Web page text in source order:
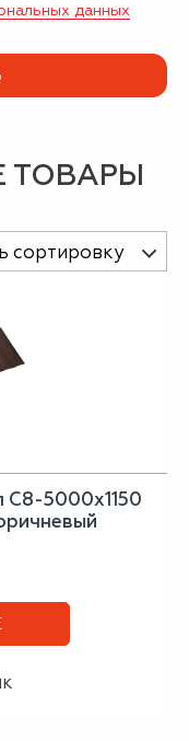
данных
ТОВАРЫ
сортировку
С8-5000х1150